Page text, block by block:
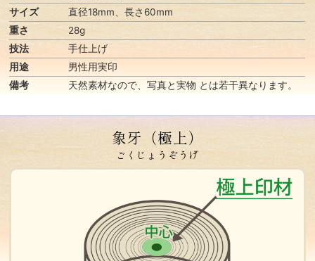
サイズ
直径18mm、長さ60mm
重さ
28g
技法
手仕上げ
用途
男性用実印
備考
天然素材なので、写真と実物 とは若干異なります。
象牙（極上）
ごくじょうぞうげ